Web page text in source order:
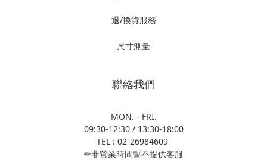
退/換貨服務
尺寸測量
聯絡我們
MON. - FRI.
09:30-12:30 / 13:30-18:00
TEL : 02-26984609
✏非營業時間暫不提供客服